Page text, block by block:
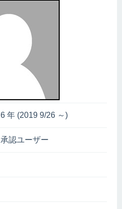
6 年 (2019 9/26 ～)
承認ユーザー